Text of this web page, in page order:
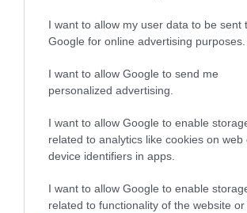
I want to allow my user data to be sent
Google for online advertising purposes.
I want to allow Google to send me
personalized advertising.
I want to allow Google to enable
related to analytics like cookies on web
device identifiers in apps.
I want to allow Google to enable
related to functionality of the website or
Tanács Zoltán: kormány-előterjesztés
Vegyszeradagolási probléma miatt
Gyógyfürdő több vendége
Kormány: életveszélyes gyalog átkelni a
Fesztiválra
Nem is olyan egészséges a népszerű banán?